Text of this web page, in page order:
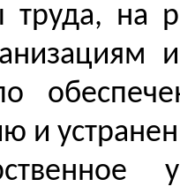
труда, на
и